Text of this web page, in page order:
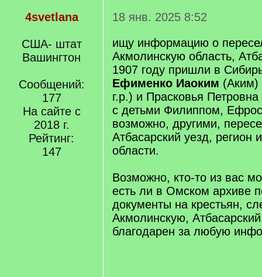
4svetlana
США- штат
Вашингтон
Сообщений:
177
На сайте с
2018 г.
Рейтинг:
147
18 янв. 2025 8:52
ищу информацию о
Акмолинскую область,
1907 году пришли в
Ефименко Иаоким (Аким)
г.р.) и Прасковья
с детьми Филиппом,
возможно, другими,
Атбасарский уезд, регион
области.
Возможно, кто-то из вас
есть ли в Омском архиве
документы на крестьян,
Акмолинскую,
благодарен за любую